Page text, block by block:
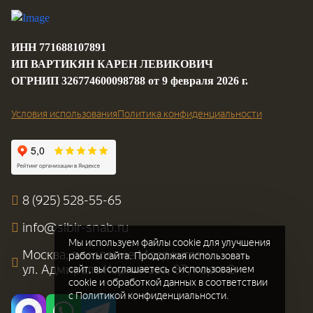
Мы используем файлы cookie для улучшения
работы сайта. Продолжая использовать
сайт, вы соглашаетесь с использованием
cookie и обработкой данных в соответствии
с Политикой конфиденциальности.
ИНН 771688107891
ИП ВАРТИКЯН КАРЕН ЛЕВИКОВИЧ
ОГРНИП 326774600098788 от 9 февраля 2026 г.
Условия использованияПолитика конфиденциальности
8 (925) 528-55-65
info@sibir-snab.ru
Москва, поселение Мосрентген,
ул. Адмирала Корнилова, 87, корп. 2